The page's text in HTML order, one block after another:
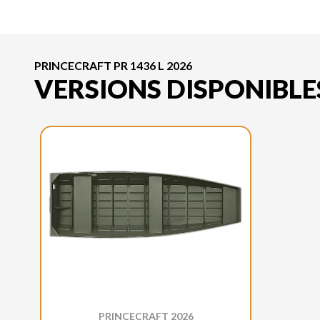
PRINCECRAFT PR 1436 L 2026
VERSIONS
PRINCECRAFT 2026